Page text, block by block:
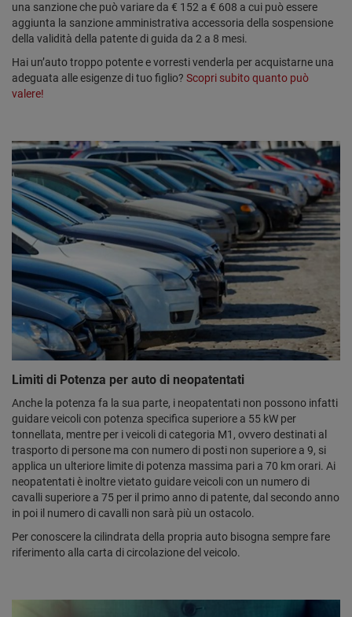
una sanzione che può variare da € 152 a € 608 a cui può essere
aggiunta la sanzione amministrativa accessoria della sospensione
della validità della patente di guida da 2 a 8 mesi.
Hai un’auto troppo potente e vorresti venderla per acquistarne una
adeguata alle esigenze di tuo figlio? Scopri subito quanto può
valere!
Limiti di Potenza per auto di neopatentati
Anche la potenza fa la sua parte, i neopatentati non possono infatti
guidare veicoli con potenza specifica superiore a 55 kW per
tonnellata, mentre per i veicoli di categoria M1, ovvero destinati al
trasporto di persone ma con numero di posti non superiore a 9, si
applica un ulteriore limite di potenza massima pari a 70 km orari. Ai
neopatentati è inoltre vietato guidare veicoli con un numero di
cavalli superiore a 75 per il primo anno di patente, dal secondo anno
in poi il numero di cavalli non sarà più un ostacolo.
Per conoscere la cilindrata della propria auto bisogna sempre fare
riferimento alla carta di circolazione del veicolo.